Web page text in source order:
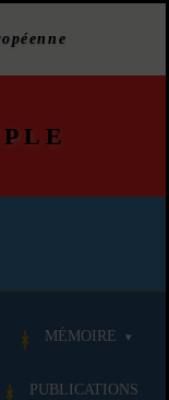
MÉMOIRE
PUBLICATIONS